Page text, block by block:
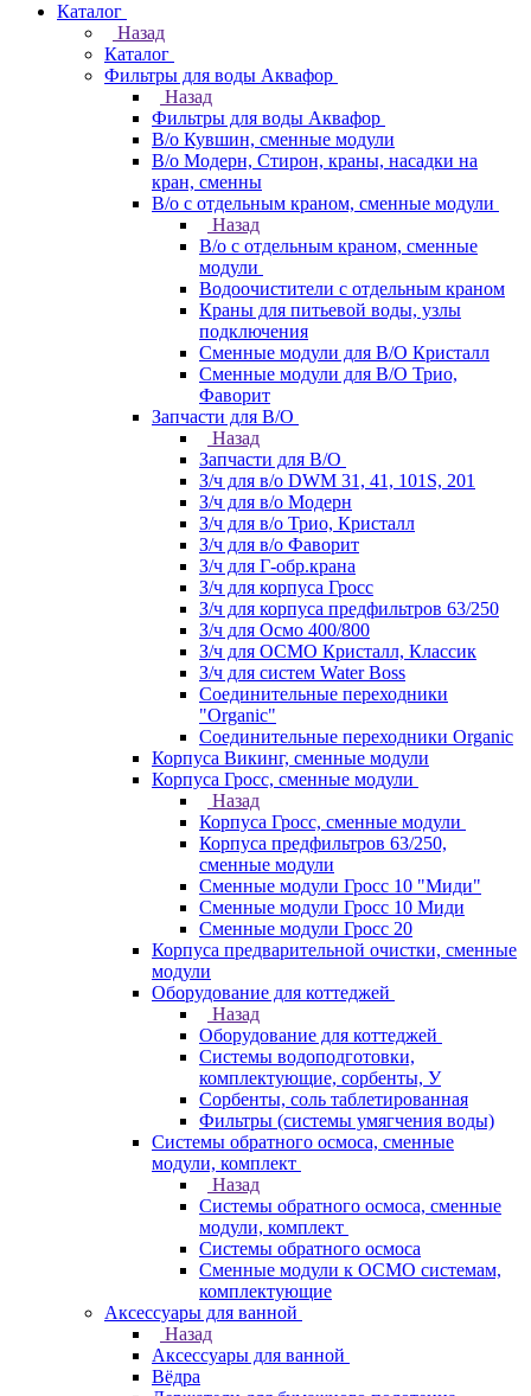
Каталог
Назад
Каталог
Фильтры для воды Аквафор
Назад
Фильтры для воды Аквафор
В/о Кувшин, сменные модули
В/о Модерн, Стирон, краны, насадки на
кран, сменны
В/о с отдельным краном, сменные модули
Назад
В/о с отдельным краном, сменные
модули
Водоочистители с отдельным краном
Краны для питьевой воды, узлы
подключения
Сменные модули для В/О Кристалл
Сменные модули для В/О Трио,
Фаворит
Запчасти для В/О
Назад
Запчасти для В/О
З/ч для в/о DWM 31, 41, 101S, 201
З/ч для в/о Модерн
З/ч для в/о Трио, Кристалл
З/ч для в/о Фаворит
З/ч для Г-обр.крана
З/ч для корпуса Гросс
З/ч для корпуса предфильтров 63/250
З/ч для Осмо 400/800
З/ч для ОСМО Кристалл, Классик
З/ч для систем Water Boss
Соединительные переходники
"Organic"
Соединительные переходники Organic
Корпуса Викинг, сменные модули
Корпуса Гросс, сменные модули
Назад
Корпуса Гросс, сменные модули
Корпуса предфильтров 63/250,
сменные модули
Сменные модули Гросс 10 "Миди"
Сменные модули Гросс 10 Миди
Сменные модули Гросс 20
Корпуса предварительной очистки, сменные
модули
Оборудование для коттеджей
Назад
Оборудование для коттеджей
Системы водоподготовки,
комплектующие, сорбенты, У
Сорбенты, соль таблетированная
Фильтры (системы умягчения воды)
Системы обратного осмоса, сменные
модули, комплект
Назад
Системы обратного осмоса, сменные
модули, комплект
Системы обратного осмоса
Сменные модули к ОСМО системам,
комплектующие
Аксессуары для ванной
Назад
Аксессуары для ванной
Вёдра